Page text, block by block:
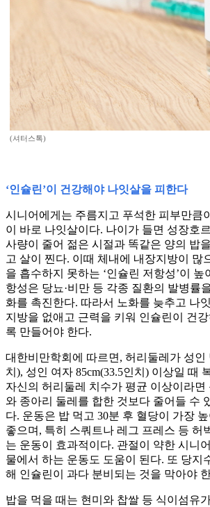
(셔터스톡)
‘인슐린’이 건강해야 나잇살을 피한다
시니어에게는 주름지고 푸석한 피부만큼
이 바로 나잇살이다. 나이가 들면 성장호
사량이 줄어 젊은 시절과 똑같은 양의 밥
고 살이 찐다. 이때 체내에 내장지방이 많
을 흡수하지 못하는 ‘인슐린 저항성’이 높
항성은 당뇨·비만 등 각종 질환의 발병률
화를 촉진한다. 따라서 노화를 늦추고 나
지방을 없애고 근력을 키워 인슐린이 건
록 만들어야 한다.
대한비만학회에 따르면, 허리둘레가 성인
치), 성인 여자 85cm(33.5인치) 이상일 때
자신의 허리둘레 치수가 평균 이상이라면
와 종아리 둘레를 합한 것보다 줄어들 수
다. 운동은 밥 먹고 30분 후 혈당이 가장 높
좋으며, 특히 스쿼트나 레그 프레스 등 허
는 운동이 효과적이다. 관절이 약한 시니
물에서 하는 운동도 도움이 된다. 또 당지
해 인슐린이 과다 분비되는 것을 막아야
밥을 먹을 때는 현미와 찹쌀 등 식이섬유